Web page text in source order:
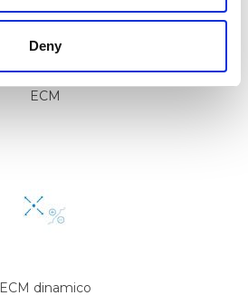
Deny
ECM
ECM dinamico